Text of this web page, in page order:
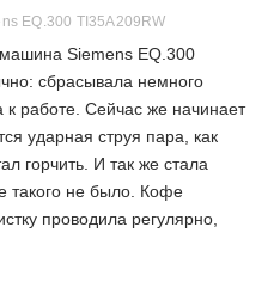
EQ.300 TI35A209RW
Siemens EQ.300
сбрасывала немного
работе. Сейчас же начинает
ударная струя пара, как
горчить. И так же стала
такого не было. Кофе
проводила регулярно,